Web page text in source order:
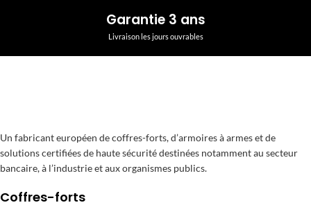
Garantie 3 ans
Livraison les jours ouvrables
Un fabricant européen de coffres-forts, d’armoires à armes et de
solutions certifiées de haute sécurité destinées notamment au secteur
bancaire, à l’industrie et aux organismes publics.
Coffres-forts